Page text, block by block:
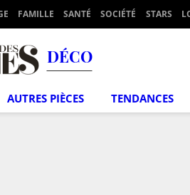
FAMILLE SANTÉ SOCIÉTÉ STARS
DÉCO
AUTRES PIÈCES TENDANCES